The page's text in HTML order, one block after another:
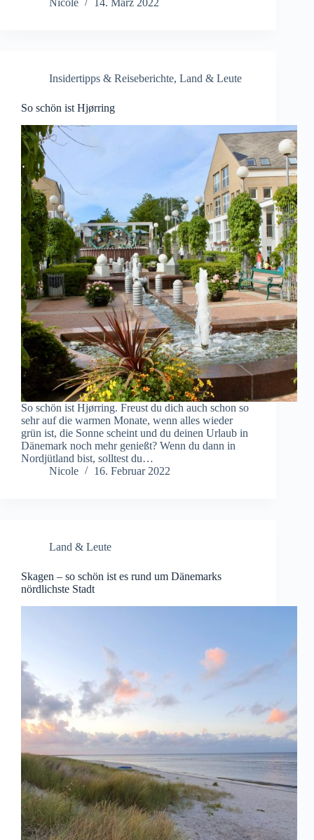
Nicole 14. März 2022
Insidertipps & Reiseberichte, Land & Leute
So schön ist Hjørring
So schön ist Hjørring. Freust du dich auch schon so
sehr auf die warmen Monate, wenn alles wieder
grün ist, die Sonne scheint und du deinen Urlaub in
Dänemark noch mehr genießt? Wenn du dann in
Nordjütland bist, solltest du…
Nicole
16. Februar 2022
Land & Leute
Skagen – so schön ist es rund um Dänemarks
nördlichste Stadt